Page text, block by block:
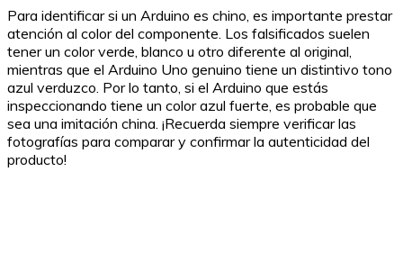
Para identificar si un Arduino es chino, es importante prestar
atención al color del componente. Los falsificados suelen
tener un color verde, blanco u otro diferente al original,
mientras que el Arduino Uno genuino tiene un distintivo tono
azul verduzco. Por lo tanto, si el Arduino que estás
inspeccionando tiene un color azul fuerte, es probable que
sea una imitación china. ¡Recuerda siempre verificar las
fotografías para comparar y confirmar la autenticidad del
producto!